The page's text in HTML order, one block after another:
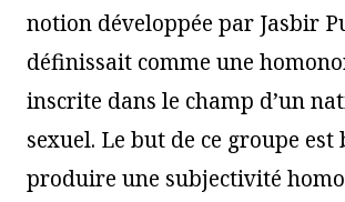
notion développée par Jasbir
définissait comme une
inscrite dans le champ d’un
sexuel. Le but de ce groupe est
produire une subjectivité